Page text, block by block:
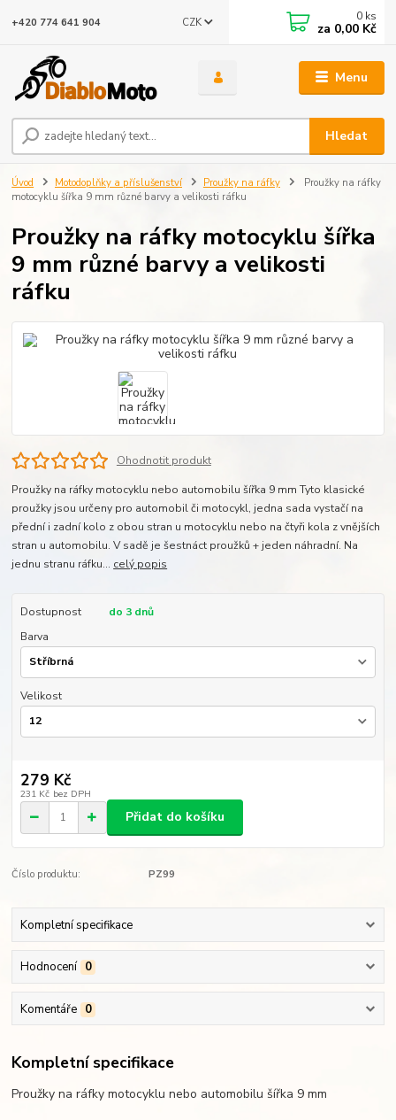
Menu
CZK
Hledat
+420 774 641 904 0 ks
za 0,00 Kč
Úvod Motodoplňky a příslušenství Proužky na ráfky
Proužky na ráfky
motocyklu šířka 9 mm různé barvy a velikosti ráfku
Proužky na ráfky motocyklu šířka
9 mm různé barvy a velikosti
ráfku
Ohodnotit produkt
Proužky na ráfky motocyklu nebo automobilu šířka 9 mm Tyto klasické
proužky jsou určeny pro automobil či motocykl, jedna sada vystačí na
přední i zadní kolo z obou stran u motocyklu nebo na čtyři kola z vnějších
stran u automobilu. V sadě je šestnáct proužků + jeden náhradní. Na
jednu stranu ráfku... celý popis
Dostupnost
do 3 dnů
Barva
Velikost
279 Kč
231 Kč bez DPH
Přidat do košíku
Číslo produktu: PZ99
Kompletní specifikace
Hodnocení 0
Komentáře 0
Kompletní specifikace
Proužky na ráfky motocyklu nebo automobilu šířka 9 mm